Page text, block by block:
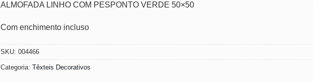
ALMOFADA LINHO COM PESPONTO VERDE 50×50
Com enchimento incluso
SKU: 004466
Categoria: Têxteis Decorativos